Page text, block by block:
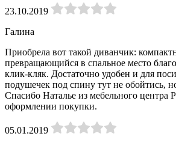
23.10.2019
Галина
Приобрела вот такой диванчик:
превращающийся в спальное место
клик-кляк. Достаточно удобен и для
подушечек под спину тут не обойтись,
Спасибо Наталье из мебельного центра
оформлении покупки.
05.01.2019